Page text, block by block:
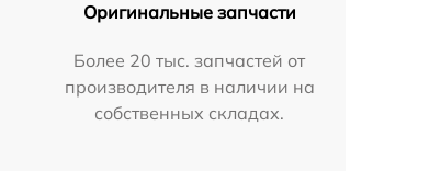
Оригинальные запчасти
Более 20 тыс. запчастей от
производителя в наличии на
собственных складах.